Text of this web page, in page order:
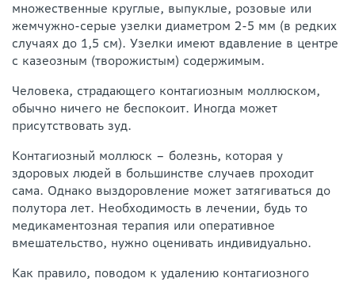
множественные круглые, выпуклые, розовые или
жемчужно-серые узелки диаметром 2-5 мм (в редких
случаях до 1,5 см). Узелки имеют вдавление в центре
с казеозным (творожистым) содержимым.
Человека, страдающего контагиозным моллюском,
обычно ничего не беспокоит. Иногда может
присутствовать зуд.
Контагиозный моллюск – болезнь, которая у
здоровых людей в большинстве случаев проходит
сама. Однако выздоровление может затягиваться до
полутора лет. Необходимость в лечении, будь то
медикаментозная терапия или оперативное
вмешательство, нужно оценивать индивидуально.
Как правило, поводом к удалению контагиозного